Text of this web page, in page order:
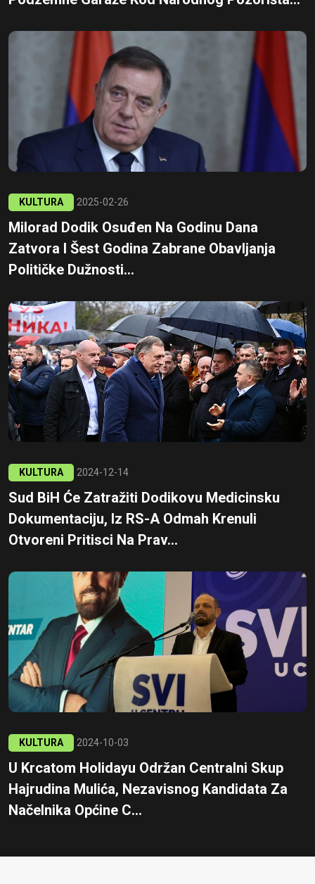
KULTURA 2025-02-26
Milorad Dodik Osuđen Na Godinu Dana
Zatvora I Šest Godina Zabrane Obavljanja
Političke Dužnosti...
KULTURA 2024-12-14
Sud BiH Će Zatražiti Dodikovu Medicinsku
Dokumentaciju, Iz RS-A Odmah Krenuli
Otvoreni Pritisci Na Prav...
KULTURA 2024-10-03
U Krcatom Holidayu Održan Centralni Skup
Hajrudina Mulića, Nezavisnog Kandidata Za
Načelnika Općine C...